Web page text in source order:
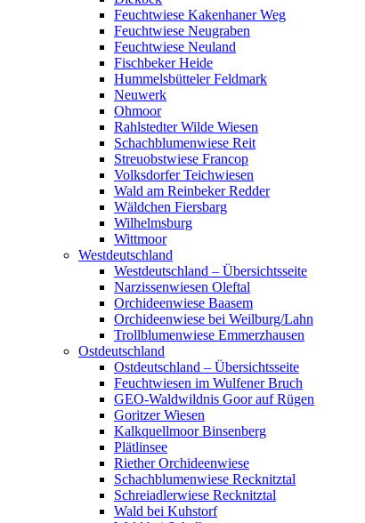
Feuchtwiese Kakenhaner Weg
Feuchtwiese Neugraben
Feuchtwiese Neuland
Fischbeker Heide
Hummelsbütteler Feldmark
Neuwerk
Ohmoor
Rahlstedter Wilde Wiesen
Schachblumenwiese Reit
Streuobstwiese Francop
Volksdorfer Teichwiesen
Wald am Reinbeker Redder
Wäldchen Fiersbarg
Wilhelmsburg
Wittmoor
Westdeutschland
Westdeutschland – Übersichtsseite
Narzissenwiesen Oleftal
Orchideenwiese Baasem
Orchideenwiese bei Weilburg/Lahn
Trollblumenwiese Emmerzhausen
Ostdeutschland
Ostdeutschland – Übersichtsseite
Feuchtwiesen im Wulfener Bruch
GEO-Waldwildnis Goor auf Rügen
Goritzer Wiesen
Kalkquellmoor Binsenberg
Plätlinsee
Riether Orchideenwiese
Schachblumenwiese Recknitztal
Schreiadlerwiese Recknitztal
Wald bei Kuhstorf